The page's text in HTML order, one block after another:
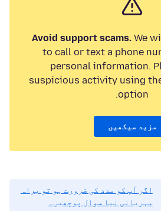
Avoid support scams.We
to call or text a phone
personal information.
suspicious activity using the
option.
مزید سیکھیں
اگر آپ کو مدد کی ضرورت ہو تو براہ
مہربانی نیا سوال پوچھیں۔